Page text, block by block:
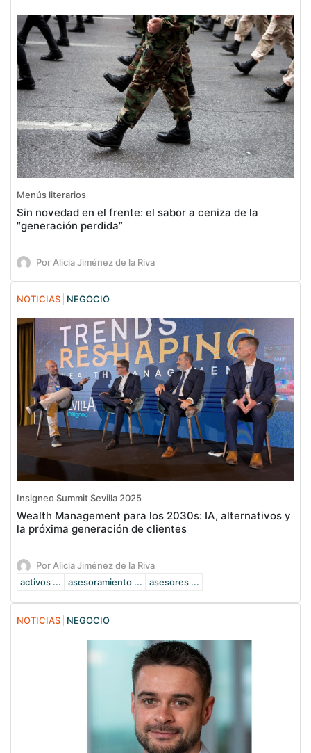
Menús literarios
Sin novedad en el frente: el sabor a ceniza de la
“generación perdida”
Por Alicia Jiménez de la Riva
NOTICIAS NEGOCIO
Insigneo Summit Sevilla 2025
Wealth Management para los 2030s: IA, alternativos y
la próxima generación de clientes
Por Alicia Jiménez de la Riva
activos ...
asesoramiento ... asesores ...
NOTICIAS NEGOCIO